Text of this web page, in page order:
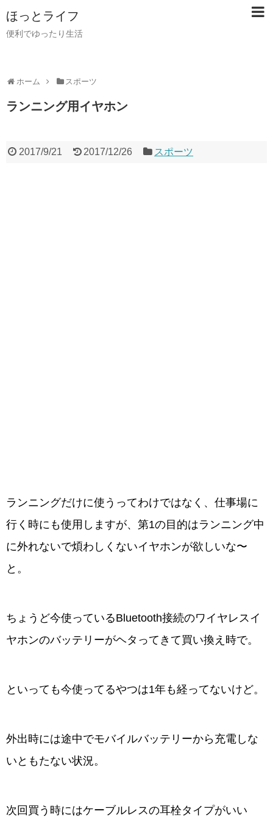
ほっとライフ
便利でゆったり生活
ホーム スポーツ
ランニング用イヤホン
2017/9/21 2017/12/26 スポーツ
ランニングだけに使うってわけではなく、仕事場に
行く時にも使用しますが、第1の目的はランニング中
に外れないで煩わしくないイヤホンが欲しいな〜
と。
ちょうど今使っているBluetooth接続のワイヤレスイ
ヤホンのバッテリーがヘタってきて買い換え時で。
といっても今使ってるやつは1年も経ってないけど。
外出時には途中でモバイルバッテリーから充電しな
いともたない状況。
次回買う時にはケーブルレスの耳栓タイプがいい